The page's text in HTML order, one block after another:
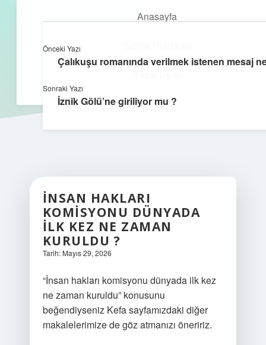
Anasayfa
aç
kefa.com.tr
İNSAN HAKLARI
KOMISYONU DÜNYADA
ILK KEZ NE ZAMAN
KURULDU ?
Tarih: Mayıs 29, 2026
“İnsan hakları komisyonu dünyada ilk kez
ne zaman kuruldu” konusunu
beğendiyseniz Kefa sayfamızdaki diğer
makalelerimize de göz atmanızı öneririz.
Önceki Yazı
Çalıkuşu romanında verilmek istenen mesaj
Sonraki Yazı
İznik Gölü’ne giriliyor mu ?